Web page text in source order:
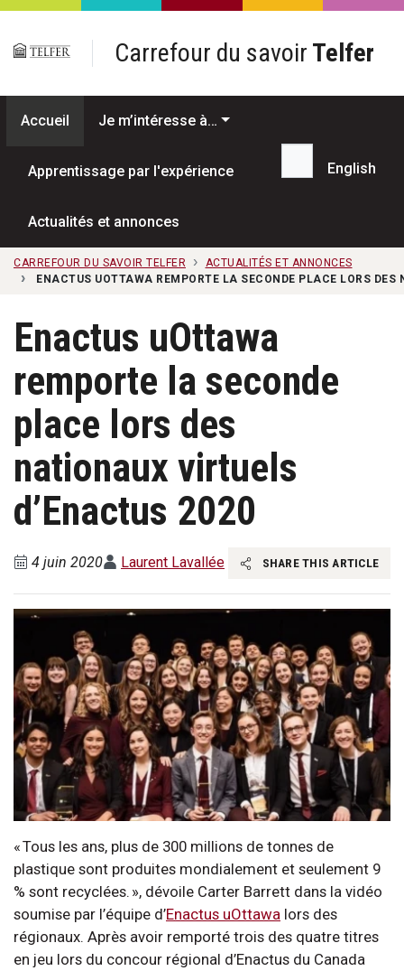
Passer au contenu principal
Carrefour du savoir Telfer
Accueil Je m’intéresse à…
Apprentissage par l'expérience
Actualités et annonces
Recherche...
English
CARREFOUR DU SAVOIR TELFER
ACTUALITÉS ET ANNONCES
ENACTUS UOTTAWA REMPORTE LA SECONDE PLACE LORS
Enactus uOttawa
remporte la seconde
place lors des
nationaux virtuels
d’Enactus 2020
4 juin 2020 Laurent Lavallée SHARE THIS ARTICLE
« Tous les ans, plus de 300 millions de tonnes de
plastique sont produites mondialement et seulement 9
% sont recyclées. », dévoile Carter Barrett dans la vidéo
soumise par l’équipe d’Enactus uOttawa lors des
régionaux. Après avoir remporté trois des quatre titres
en jeu lors du concour régional d’Enactus du Canada